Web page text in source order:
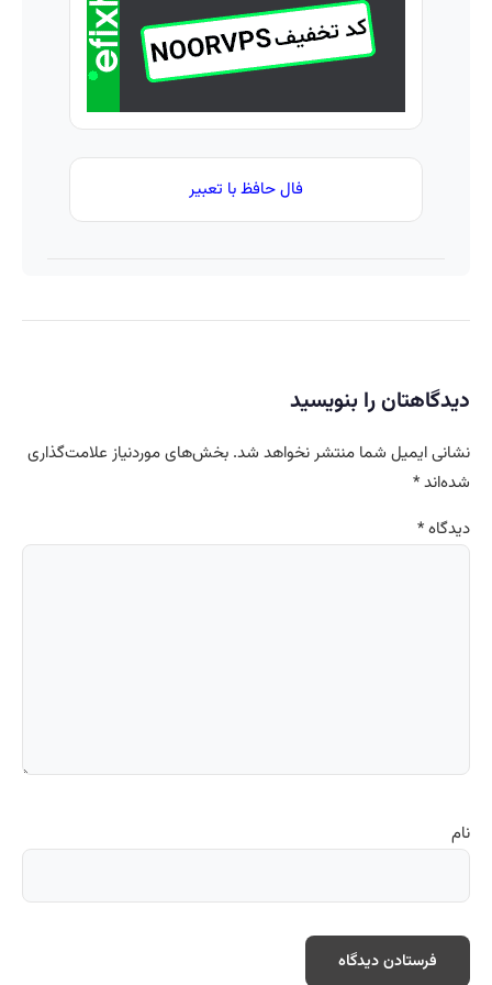
فال حافظ با تعبیر
دیدگاهتان را بنویسید
نشانی ایمیل شما منتشر نخواهد شد. بخش‌های موردنیاز علامت‌گذاری
شده‌اند*
دیدگاه*
نام